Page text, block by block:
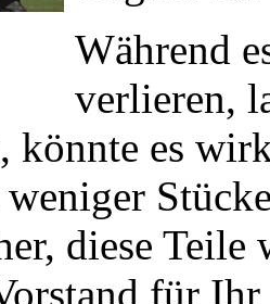
Während
verlieren,
könnte es
weniger
diese
für